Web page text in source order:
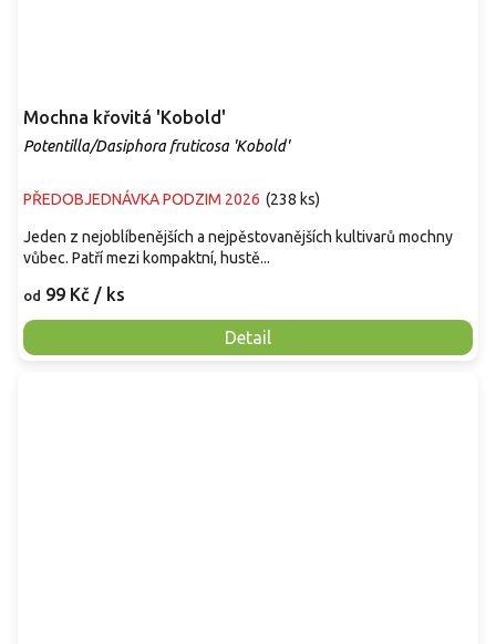
Mochna křovitá 'Kobold'
Potentilla/Dasiphora fruticosa 'Kobold'
PŘEDOBJEDNÁVKA PODZIM 2026 (238 ks)
od 99 Kč / ks
Detail
Jeden z nejoblíbenějších a nejpěstovanějších kultivarů mochny
vůbec. Patří mezi kompaktní, hustě...